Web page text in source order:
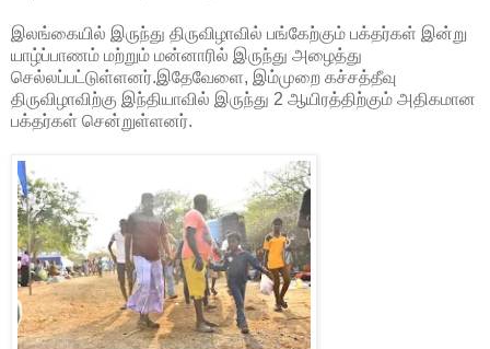
இலங்கையில் இருந்து திருவிழாவில் பங்கேற்கும் பக்தர்கள் இன்று
யாழ்ப்பாணம் மற்றும் மன்னாரில் இருந்து அழைத்து
செல்லப்பட்டுள்ளனர்.இதேவேளை, இம்முறை கச்சத்தீவு
திருவிழாவிற்கு இந்தியாவில் இருந்து 2 ஆயிரத்திற்கும் அதிகமான
பக்தர்கள் சென்றுள்ளனர்.